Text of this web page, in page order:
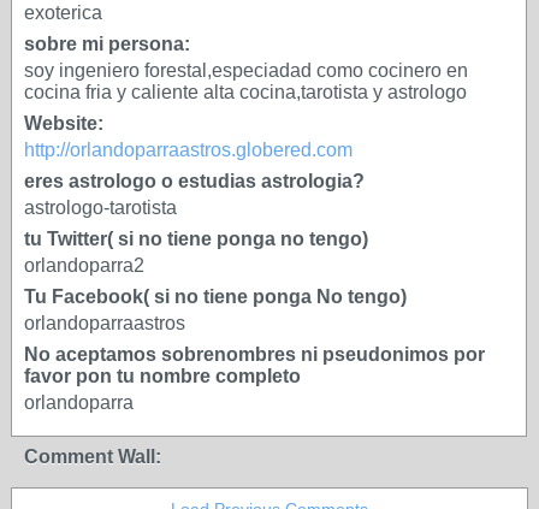
exoterica
sobre mi persona:
soy ingeniero forestal,especiadad como cocinero en
cocina fria y caliente alta cocina,tarotista y astrologo
Website:
http://orlandoparraastros.globered.com
eres astrologo o estudias astrologia?
astrologo-tarotista
tu Twitter( si no tiene ponga no tengo)
orlandoparra2
Tu Facebook( si no tiene ponga No tengo)
orlandoparraastros
No aceptamos sobrenombres ni pseudonimos por
favor pon tu nombre completo
orlandoparra
Comment Wall: